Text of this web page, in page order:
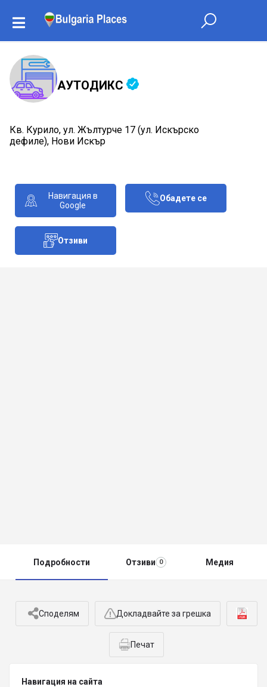
АУТОДИКС
Кв. Курило, ул. Жълтурче 17 (ул. Искърско
дефиле), Нови Искър
Навигация в
Google
Обадете се
Отзиви
Подробности Отзиви 0 Медия
Споделям Докладвайте за грешка
Печат
Навигация на сайта